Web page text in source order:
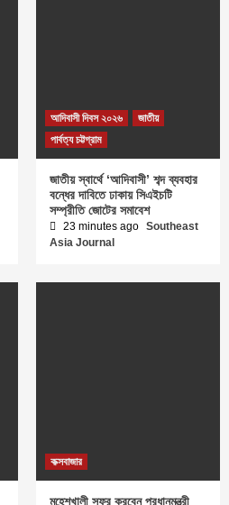
আদিবাসী দিবস ২০২৬
জাতীয়
পার্বত্য চট্টগ্রাম
জাতীয় স্বার্থে ‘আদিবাসী’ শব্দ ব্যবহার
বন্ধের দাবিতে ঢাকায় সিএইচটি
সম্প্রীতি জোটের সমাবেশ
23 minutes ago Southeast
Asia Journal
কক্সবাজার
মহেশখালী সফর করবেন প্রধানমন্ত্রী